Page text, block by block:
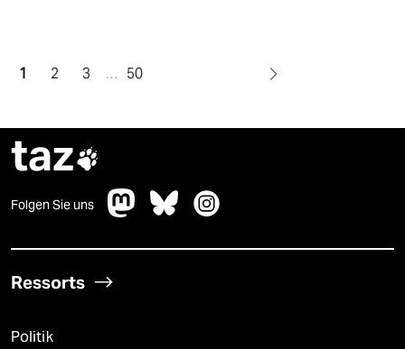
1 2 3 … 50
taz
Folgen Sie uns
Ressorts
Politik